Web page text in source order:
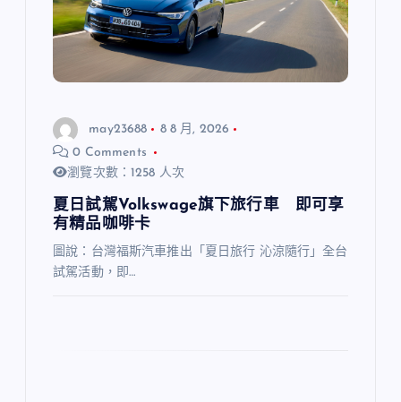
may23688
8 8 月, 2026
0 Comments
瀏覽次數：1258 人次
夏日試駕Volkswage旗下旅行車 即可享
有精品咖啡卡
圖說：台灣福斯汽車推出「夏日旅行 沁涼隨行」全台
試駕活動，即…